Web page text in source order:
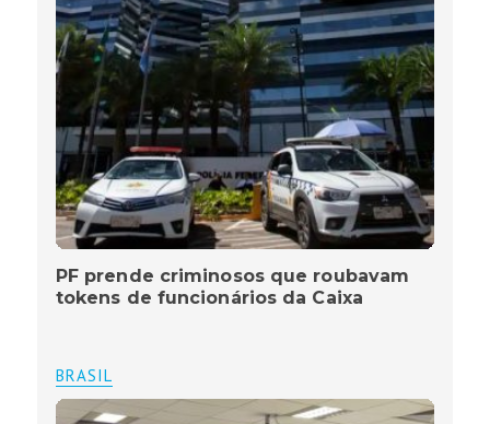
PF prende criminosos que roubavam
tokens de funcionários da Caixa
BRASIL